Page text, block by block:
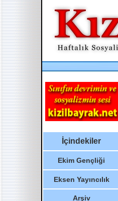
İçindekiler
Ekim Gençliği
Eksen Yayıncılık
Arşiv